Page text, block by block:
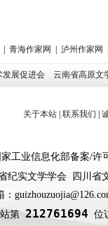
| 青海作家网 | 泸州作家网
发展促进会 云南省高原文
关于本站| 联系我们 |
家工业信息化部备案/许
纪实文学学会 四川
：
站第212761694